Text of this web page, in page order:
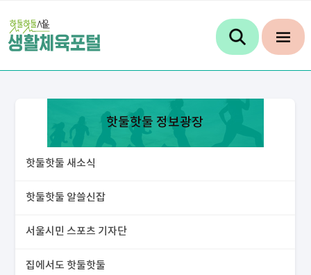
핫둘핫둘 정보광장
핫둘핫둘 새소식
핫둘핫둘 알쓸신잡
서울시민 스포츠 기자단
집에서도 핫둘핫둘